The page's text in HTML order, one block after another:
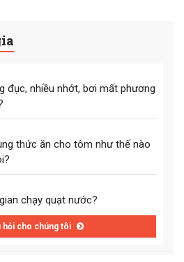
đục, nhiều nhớt, bơi mất phương
thức ăn cho tôm như thế nào
chạy quạt nước?
hỏi cho chúng tôi